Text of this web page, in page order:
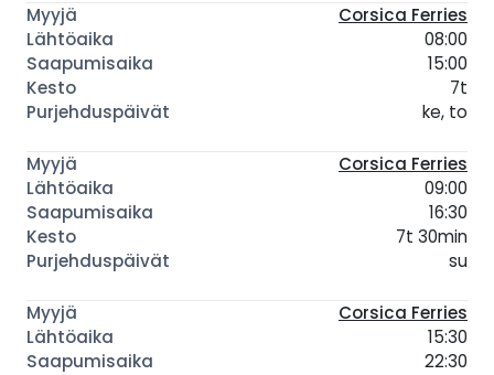
Corsica Ferries
08:00
15:00
7t
ke, to
Corsica Ferries
09:00
16:30
7t 30min
su
Corsica Ferries
15:30
22:30